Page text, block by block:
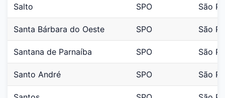
Salto SPO São
Santa Bárbara do Oeste SPO São
Santana de Parnaíba SPO São
Santo André SPO São